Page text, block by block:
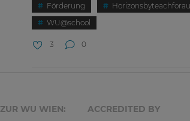
Förderung
WU@school
3 0
ZUR WU WIEN: ACCREDITED BY